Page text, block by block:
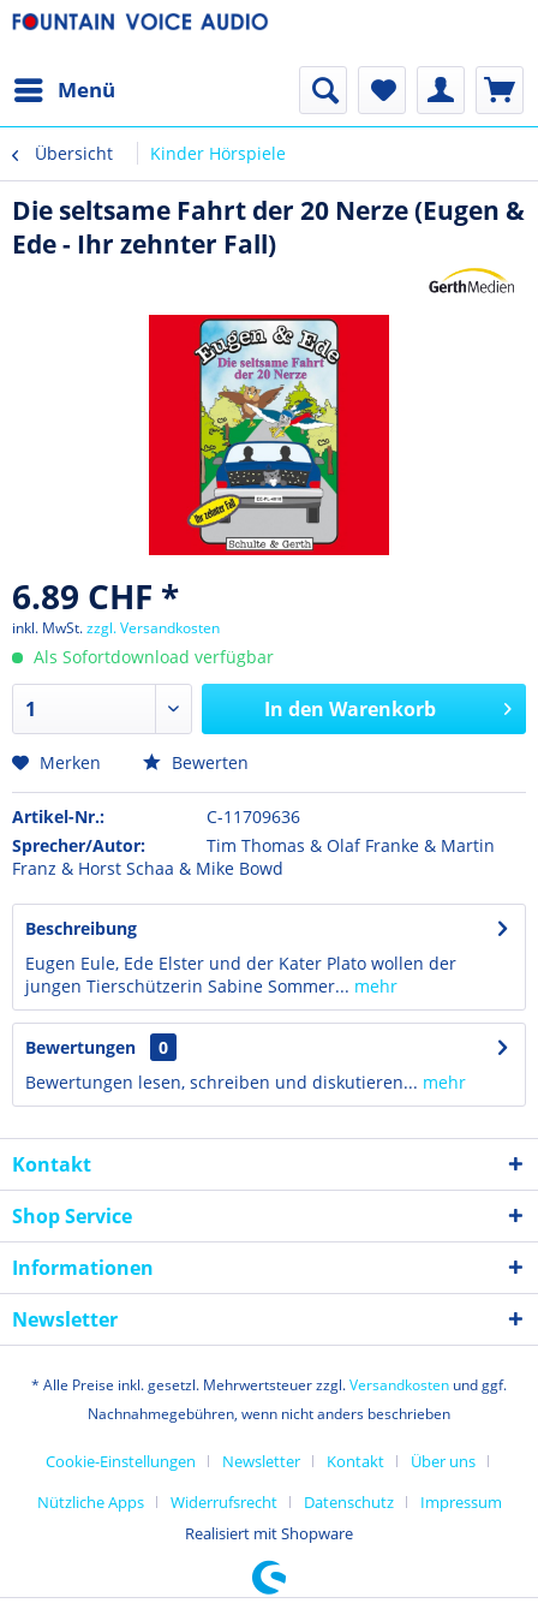
Menü
Übersicht Kinder Hörspiele
Die seltsame Fahrt der 20 Nerze (Eugen &
Ede - Ihr zehnter Fall)
6.89 CHF *
inkl. MwSt.zzgl. Versandkosten
Als Sofortdownload verfügbar
In den Warenkorb
Merken Bewerten
Artikel-Nr.:
C-11709636
Sprecher/Autor:
Tim Thomas & Olaf Franke & Martin
Franz & Horst Schaa & Mike Bowd
Beschreibung
Eugen Eule, Ede Elster und der Kater Plato wollen der
jungen Tierschützerin Sabine Sommer... mehr
Bewertungen
0
Bewertungen lesen, schreiben und diskutieren... mehr
Kontakt
Shop Service
Informationen
Newsletter
* Alle Preise inkl. gesetzl. Mehrwertsteuer zzgl.Versandkosten und ggf.
Nachnahmegebühren, wenn nicht anders beschrieben
Cookie-Einstellungen Newsletter Kontakt
Über uns
Nützliche Apps
Widerrufsrecht Datenschutz
Impressum
Realisiert mit Shopware